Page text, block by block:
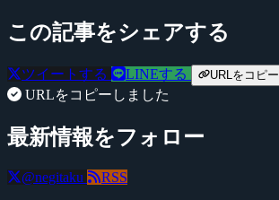
この記事をシェアする
ツイートする LINEする URLをコピー
URLをコピーしました
最新情報をフォロー
@negitaku RSS